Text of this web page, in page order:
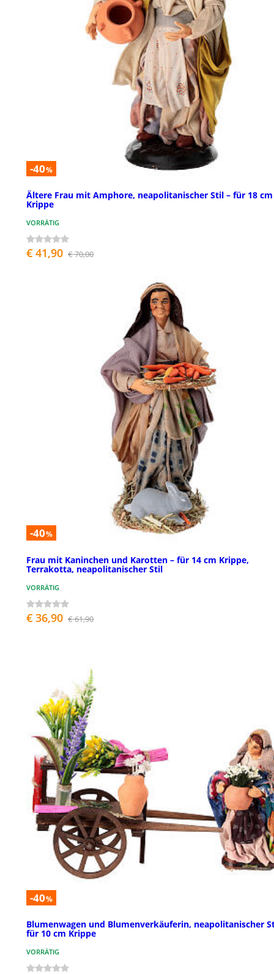
-40%
Ältere Frau mit Amphore, neapolitanischer Stil – für 18 cm
Krippe
VORRÄTIG
€ 41,90 € 70,00
-40%
Frau mit Kaninchen und Karotten – für 14 cm Krippe,
Terrakotta, neapolitanischer Stil
VORRÄTIG
€ 36,90 € 61,90
-40%
Blumenwagen und Blumenverkäuferin, neapolitanischer
für 10 cm Krippe
VORRÄTIG